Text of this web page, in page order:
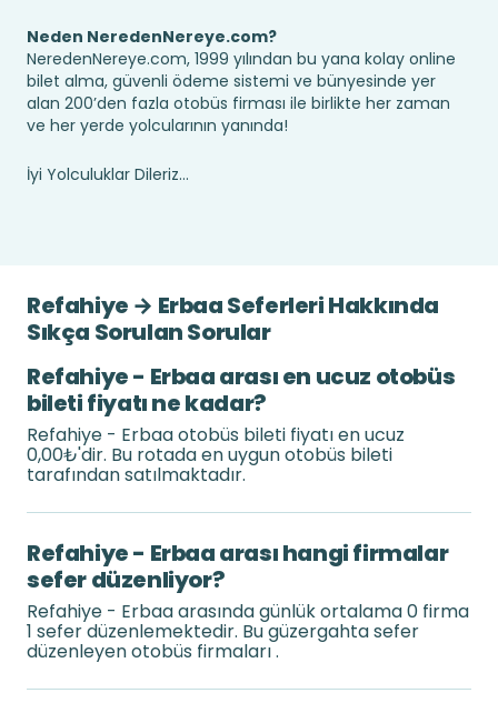
Neden NeredenNereye.com?
NeredenNereye.com, 1999 yılından bu yana kolay online
bilet alma, güvenli ödeme sistemi ve bünyesinde yer
alan 200’den fazla otobüs firması ile birlikte her zaman
ve her yerde yolcularının yanında!
İyi Yolculuklar Dileriz...
Refahiye → Erbaa Seferleri Hakkında
Sıkça Sorulan Sorular
Refahiye - Erbaa arası en ucuz otobüs
bileti fiyatı ne kadar?
Refahiye - Erbaa otobüs bileti fiyatı en ucuz
0,00₺'dir. Bu rotada en uygun otobüs bileti
tarafından satılmaktadır.
Refahiye - Erbaa arası hangi firmalar
sefer düzenliyor?
Refahiye - Erbaa arasında günlük ortalama 0 firma
1 sefer düzenlemektedir. Bu güzergahta sefer
düzenleyen otobüs firmaları .